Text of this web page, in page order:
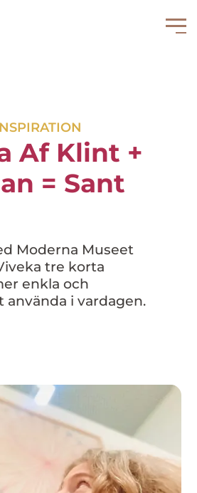
Af Klint +
= Sant
Moderna Museet
tre korta
enkla och
använda i vardagen.